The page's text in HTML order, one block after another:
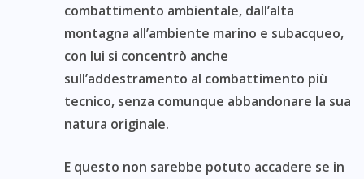
combattimento ambientale, dall’alta
montagna all’ambiente marino e subacqueo,
con lui si concentrò anche
sull’addestramento al combattimento più
tecnico, senza comunque abbandonare la sua
natura originale.
E questo non sarebbe potuto accadere se in